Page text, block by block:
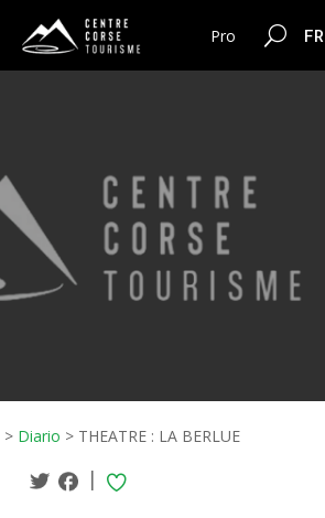
Pro
> Diario > THEATRE : LA BERLUE
|